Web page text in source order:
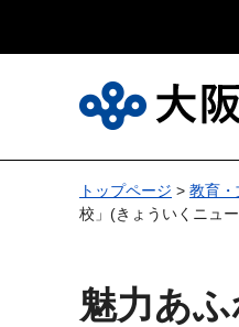
トップページ > 教育
校」(きょういくニュ
魅力あ